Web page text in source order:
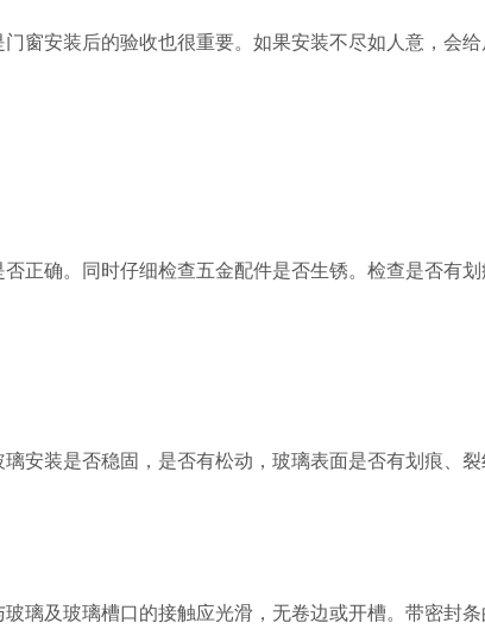
窗安装后的验收也很重要。如果安装不尽如人意，会
正确。同时仔细检查五金配件是否生锈。检查是否有
安装是否稳固，是否有松动，玻璃表面是否有划痕、
璃及玻璃槽口的接触应光滑，无卷边或开槽。带密封